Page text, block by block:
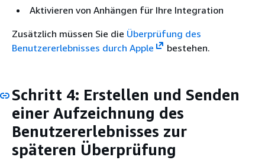
Aktivieren von Anhängen für Ihre Integration
Zusätzlich müssen Sie die Überprüfung des
Benutzererlebnisses durch Apple
bestehen.
Schritt 4: Erstellen und Senden
einer Aufzeichnung des
Benutzererlebnisses zur
späteren Überprüfung